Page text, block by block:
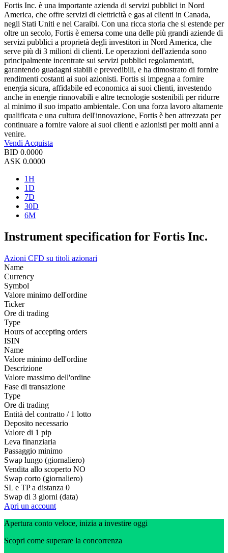
Fortis Inc. è una importante azienda di servizi pubblici in Nord
America, che offre servizi di elettricità e gas ai clienti in Canada,
negli Stati Uniti e nei Caraibi. Con una ricca storia che si estende per
oltre un secolo, Fortis è emersa come una delle più grandi aziende di
servizi pubblici a proprietà degli investitori in Nord America, che
serve più di 3 milioni di clienti. Le operazioni dell'azienda sono
principalmente incentrate sui servizi pubblici regolamentati,
garantendo guadagni stabili e prevedibili, e ha dimostrato di fornire
rendimenti costanti ai suoi azionisti. Fortis si impegna a fornire
energia sicura, affidabile ed economica ai suoi clienti, investendo
anche in energie rinnovabili e altre tecnologie sostenibili per ridurre
al minimo il suo impatto ambientale. Con una forza lavoro altamente
qualificata e una cultura dell'innovazione, Fortis è ben attrezzata per
continuare a fornire valore ai suoi clienti e azionisti per molti anni a
venire.
Vendi Acquista
BID 0.0000
ASK 0.0000
1H
1D
7D
30D
6M
Instrument specification for Fortis Inc.
Azioni CFD su titoli azionari
Name
Currency
Symbol
Valore minimo dell'ordine
Ticker
Ore di trading
Type
Hours of accepting orders
ISIN
Name
Valore minimo dell'ordine
Descrizione
Valore massimo dell'ordine
Fase di transazione
Type
Ore di trading
Entità del contratto / 1 lotto
Deposito necessario
Valore di 1 pip
Leva finanziaria
Passaggio minimo
Swap lungo (giornaliero)
Vendita allo scoperto NO
Swap corto (giornaliero)
SL e TP a distanza 0
Swap di 3 giorni (data)
Apri un account
Apertura conto veloce, inizia a investire oggi
Scopri come superare la concorrenza